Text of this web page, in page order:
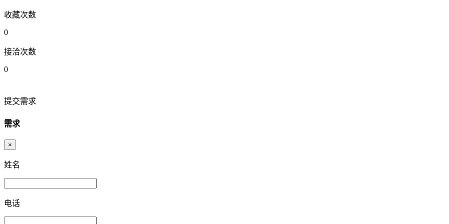
收藏次数
0
接洽次数
0
提交需求
需求
×
姓名
电话